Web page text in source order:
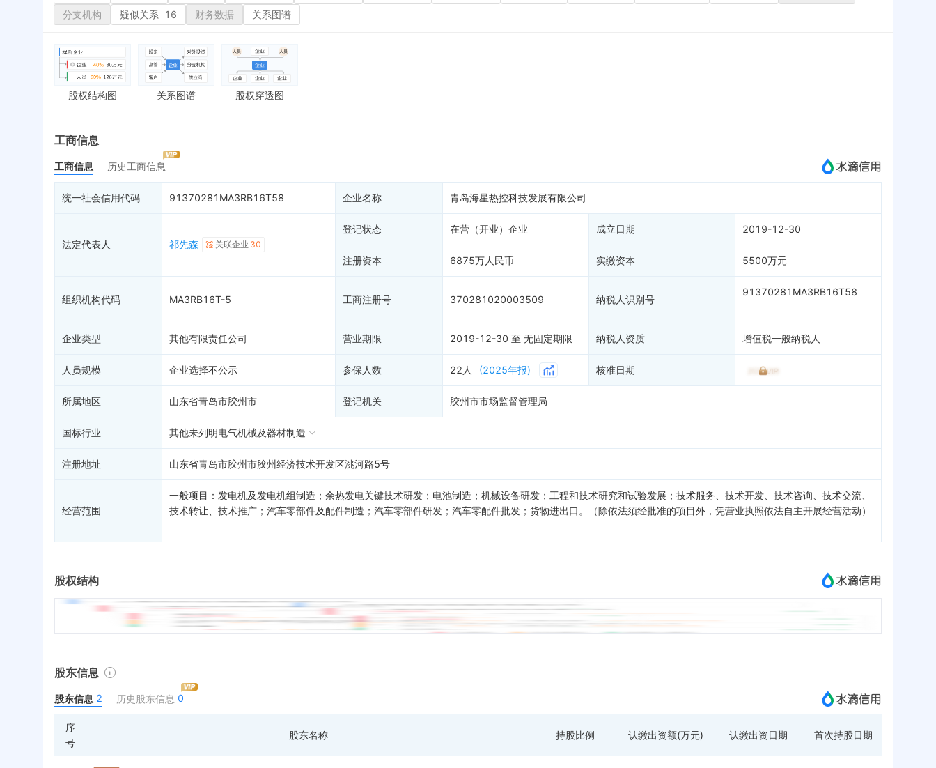
工商信息
股东信息
主要人员 2
对外投资
控制企业 6
最终受益人
企业年报
工商自主公示
财务数据
立案信息
法院公告
裁判文书
送达公告
被执行人
终本案件
询价评估
司法协助
注销备案
信用评价
进出口信用 1
地块公示
客户
成为vip查看
分支机构
疑似关系 16 财务数据 关系图谱
股权结构图 关系图谱 股权穿透图
工商信息
工商信息 历史工商信息
统一社会信用代码 91370281MA3RB16T58 企业名称 青岛海星热控科技发展有限公司
法定代表人 祁先森 关联企业 30
登记状态 在营（开业）企业 成立日期 2019-12-30
注册资本 6875万人民币 实缴资本 5500万元
组织机构代码 MA3RB16T-5 工商注册号 370281020003509 纳税人识别号
91370281MA3RB16T58
企业类型 其他有限责任公司 营业期限 2019-12-30 至 无固定期限 纳税人资质 增值税一般纳税人
人员规模 企业选择不公示 参保人数 22人 (2025年报) 核准日期
所属地区 山东省青岛市胶州市 登记机关 胶州市市场监督管理局
国标行业 其他未列明电气机械及器材制造
注册地址 山东省青岛市胶州市胶州经济技术开发区洮河路5号
经营范围
一般项目：发电机及发电机组制造；余热发电关键技术研发；电池制造；机械设备研发；工程和技术研究和试验发展；技术服务、技术开发、技术咨询、技术交流、
技术转让、技术推广；汽车零部件及配件制造；汽车零部件研发；汽车零配件批发；货物进出口。（除依法须经批准的项目外，凭营业执照依法自主开展经营活动）
股权结构
股东信息
股东信息 2 历史股东信息 0
序
号
股东名称 持股比例 认缴出资额(万元) 认缴出资日期 首次持股日期